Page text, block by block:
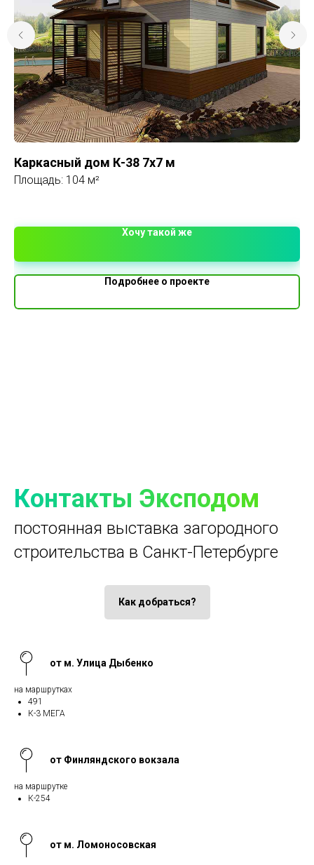
Каркасный дом К-38 7х7 м
Площадь: 104 м²
Хочу такой же
Подробнее о проекте
Контакты Эксподом
постоянная выставка загородного
строительства в Санкт-Петербурге
Как добраться?
от м. Улица Дыбенко
на маршрутках
491
К-3 МЕГА
от Финляндского вокзала
на маршрутке
К-254
от м. Ломоносовская